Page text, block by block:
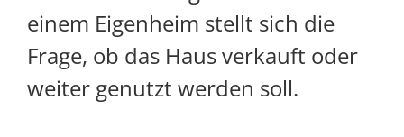
einem Eigenheim stellt sich die
Frage, ob das Haus verkauft oder
weiter genutzt werden soll.